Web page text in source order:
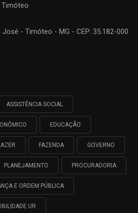
Timóteo
- Timóteo - MG - CEP: 35.182-000
ASSISTÊNCIA SOCIAL
EDUCAÇÃO
FAZENDA GOVERNO
PLANEJAMENTO PROCURADORIA
E ORDEM PÚBLICA
UR